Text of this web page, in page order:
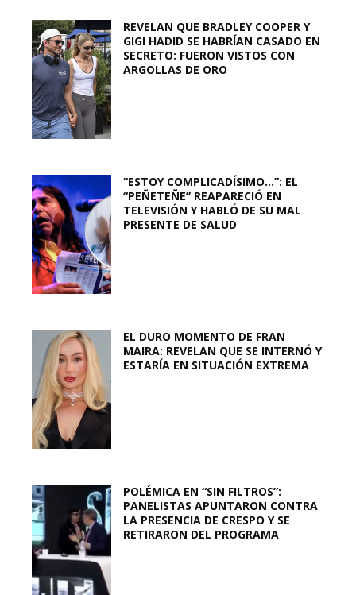
REVELAN QUE BRADLEY COOPER Y
GIGI HADID SE HABRÍAN CASADO EN
SECRETO: FUERON VISTOS CON
ARGOLLAS DE ORO
“ESTOY COMPLICADÍSIMO…”: EL
“PEÑETEÑE” REAPARECIÓ EN
TELEVISIÓN Y HABLÓ DE SU MAL
PRESENTE DE SALUD
EL DURO MOMENTO DE FRAN
MAIRA: REVELAN QUE SE INTERNÓ Y
ESTARÍA EN SITUACIÓN EXTREMA
POLÉMICA EN “SIN FILTROS”:
PANELISTAS APUNTARON CONTRA
LA PRESENCIA DE CRESPO Y SE
RETIRARON DEL PROGRAMA